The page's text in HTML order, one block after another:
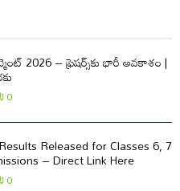
H
2026 – ఫ్రెషర్స్‌కు భారీ అవకాశం |
0
Released for Classes 6, 7
– Direct Link Here
0